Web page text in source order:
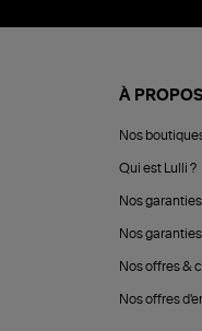
À PROPOS
Nos
Qui est Lulli ?
Nos garanties
Nos
Nos offres &
Nos offres